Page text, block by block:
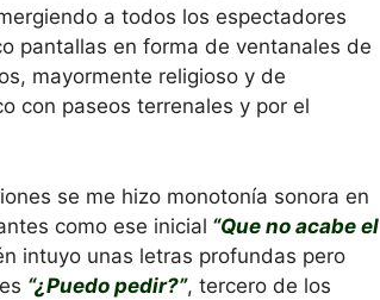
a todos los espectadores
pantallas en forma de ventanales de
mayormente religioso y de
con paseos terrenales y por el
se me hizo monotonía sonora en
como ese inicial “Que no acabe el
intuyo unas letras profundas pero
“¿Puedo pedir?”, tercero de los